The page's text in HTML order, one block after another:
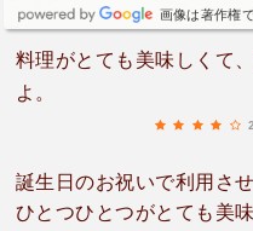
画像は著作権
料理がとても美味しくて
よ。
誕生日のお祝いで利用さ
ひとつひとつがとても美